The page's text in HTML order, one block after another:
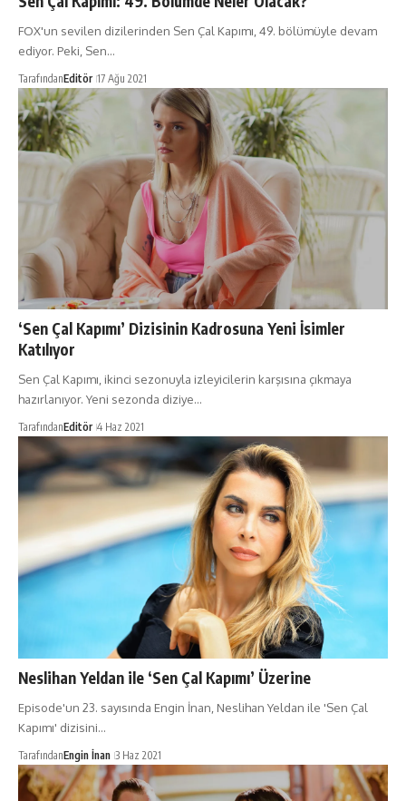
FOX'un sevilen dizilerinden Sen Çal Kapımı, 49. bölümüyle devam
ediyor. Peki, Sen…
TarafındanEditör 17 Ağu 2021
‘Sen Çal Kapımı’ Dizisinin Kadrosuna Yeni İsimler
Katılıyor
Sen Çal Kapımı, ikinci sezonuyla izleyicilerin karşısına çıkmaya
hazırlanıyor. Yeni sezonda diziye…
TarafındanEditör 4 Haz 2021
Neslihan Yeldan ile ‘Sen Çal Kapımı’ Üzerine
Episode'un 23. sayısında Engin İnan, Neslihan Yeldan ile 'Sen Çal
Kapımı' dizisini…
TarafındanEngin İnan 3 Haz 2021